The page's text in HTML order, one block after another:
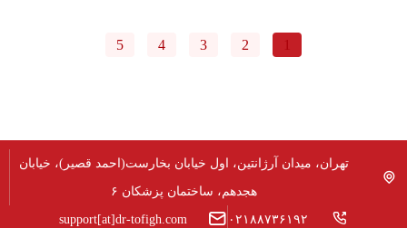
1
2
3
4
5
تهران، میدان آرژانتین، اول خیابان بخارست(احمد قصیر)، خیابان
هجدهم، ساختمان پزشکان ۶
۰۲۱۸۸۷۳۶۱۹۲ support[at]dr-tofigh.com